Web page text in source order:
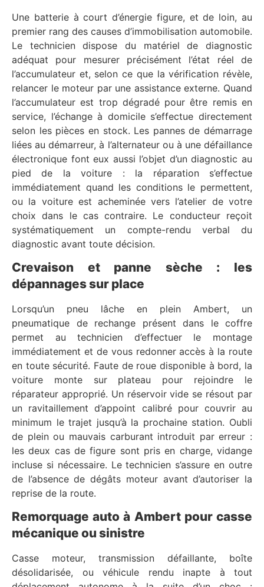
Une batterie à court d’énergie figure, et de loin, au
premier rang des causes d’immobilisation automobile.
Le technicien dispose du matériel de diagnostic
adéquat pour mesurer précisément l’état réel de
l’accumulateur et, selon ce que la vérification révèle,
relancer le moteur par une assistance externe. Quand
l’accumulateur est trop dégradé pour être remis en
service, l’échange à domicile s’effectue directement
selon les pièces en stock. Les pannes de démarrage
liées au démarreur, à l’alternateur ou à une défaillance
électronique font eux aussi l’objet d’un diagnostic au
pied de la voiture : la réparation s’effectue
immédiatement quand les conditions le permettent,
ou la voiture est acheminée vers l’atelier de votre
choix dans le cas contraire. Le conducteur reçoit
systématiquement un compte-rendu verbal du
diagnostic avant toute décision.
Crevaison et panne sèche : les
dépannages sur place
Lorsqu’un pneu lâche en plein Ambert, un
pneumatique de rechange présent dans le coffre
permet au technicien d’effectuer le montage
immédiatement et de vous redonner accès à la route
en toute sécurité. Faute de roue disponible à bord, la
voiture monte sur plateau pour rejoindre le
réparateur approprié. Un réservoir vide se résout par
un ravitaillement d’appoint calibré pour couvrir au
minimum le trajet jusqu’à la prochaine station. Oubli
de plein ou mauvais carburant introduit par erreur :
les deux cas de figure sont pris en charge, vidange
incluse si nécessaire. Le technicien s’assure en outre
de l’absence de dégâts moteur avant d’autoriser la
reprise de la route.
Remorquage auto à Ambert pour casse
mécanique ou sinistre
Casse moteur, transmission défaillante, boîte
désolidarisée, ou véhicule rendu inapte à tout